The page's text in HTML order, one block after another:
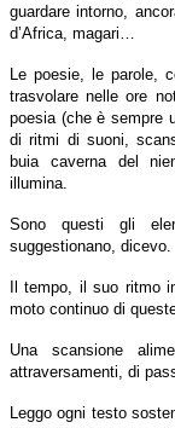
guardare intorno,
d’Africa, magari…
Le poesie, le parole,
trasvolare nelle ore
poesia (che è sempre
di ritmi di suoni,
buia caverna del
illumina.
Sono questi gli
suggestionano, dicevo.
Il tempo, il suo ritmo
moto continuo di
Una scansione
attraversamenti, di
Leggo ogni testo